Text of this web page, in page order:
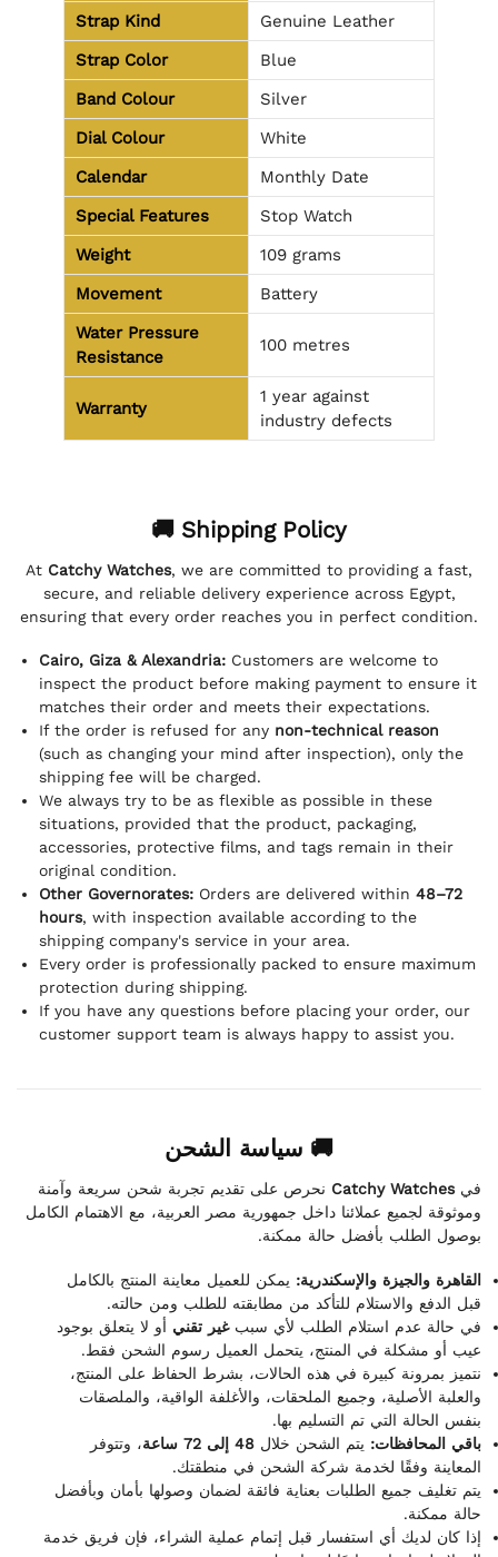
Strap Kind
Genuine Leather
Strap Color
Blue
Band Colour
Silver
Dial Colour
White
Calendar
Monthly Date
Special Features
Stop Watch
Weight
109 grams
Movement
Battery
Water Pressure
Resistance
100 metres
Warranty
1 year against
industry defects
🚚 Shipping Policy
At Catchy Watches, we are committed to providing a fast,
secure, and reliable delivery experience across Egypt,
ensuring that every order reaches you in perfect condition.
Cairo, Giza & Alexandria: Customers are welcome to
inspect the product before making payment to ensure it
matches their order and meets their expectations.
If the order is refused for any non-technical reason
(such as changing your mind after inspection), only the
shipping fee will be charged.
We always try to be as flexible as possible in these
situations, provided that the product, packaging,
accessories, protective films, and tags remain in their
original condition.
Other Governorates: Orders are delivered within 48–72
hours, with inspection available according to the
shipping company's service in your area.
Every order is professionally packed to ensure maximum
protection during shipping.
If you have any questions before placing your order, our
customer support team is always happy to assist you.
🚚 سياسة الشحن
فيCatchy Watches نحرص على تقديم تجربة شحن سريعة وآمنة
وموثوقة لجميع عملائنا داخل جمهورية مصر العربية، مع الاهتمام الكامل
بوصول الطلب بأفضل حالة ممكنة.
القاهرة والجيزة والإسكندرية: يمكن للعميل معاينة المنتج بالكامل
قبل الدفع والاستلام للتأكد من مطابقته للطلب ومن حالته.
في حالة عدم استلام الطلب لأي سببغير تقني أو لا يتعلق بوجود
عيب أو مشكلة في المنتج، يتحمل العميل رسوم الشحن فقط.
نتميز بمرونة كبيرة في هذه الحالات، بشرط الحفاظ على المنتج،
والعلبة الأصلية، وجميع الملحقات، والأغلفة الواقية، والملصقات
بنفس الحالة التي تم التسليم بها.
باقي المحافظات: يتم الشحن خلال 48 إلى 72 ساعة
، وتتوفر
المعاينة وفقًا لخدمة شركة الشحن في منطقتك.
يتم تغليف جميع الطلبات بعناية فائقة لضمان وصولها بأمان وبأفضل
حالة ممكنة.
إذا كان لديك أي استفسار قبل إتمام عملية الشراء، فإن فريق خدمة